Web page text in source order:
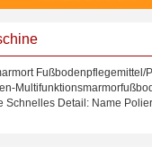
Fußbodenpflegemittel/
Schnelles Detail: Name